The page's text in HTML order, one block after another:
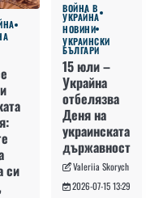
си
ВОЙНА В
УКРАЙНА
НОВИНИ
УКРАИНСКИ
БЪЛГАРИ
15 юли –
Украйна
отбелязва
Деня на
украинската
държавност
Valeriia Skorych
2026-07-15 13:29